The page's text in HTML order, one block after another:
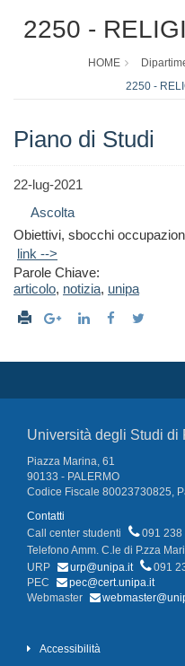
2250 -
HOME
2250 -
Piano di Studi
22-lug-2021
Ascolta
Obiettivi, sbocchi
link -->
Parole Chiave:
articolo, notizia, unipa
Università degli Studi di
Piazza Marina, 61
90133 - PALERMO
Codice Fiscale 80023730825,
Contatti
Call center studenti
091 238
Telefono Amm. C.le di P.zza
URP
urp@unipa.it
091
PEC
pec@cert.unipa.it
Webmaster
Accessibilità